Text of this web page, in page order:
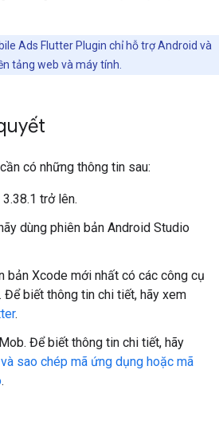
Ads Flutter Plugin chỉ hỗ trợ Android và
tảng web và máy tính.
có những thông tin sau:
trở lên.
dùng phiên bản Android Studio
bản Xcode mới nhất có các công cụ
Để biết thông tin chi tiết, hãy xem
.
Để biết thông tin chi tiết, hãy
sao chép mã ứng dụng hoặc mã
.